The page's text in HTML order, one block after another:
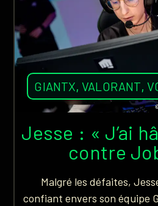
GIANTX, VALORANT,
Jesse : « J’ai
contre
Malgré les défaites,
confiant envers son équipe